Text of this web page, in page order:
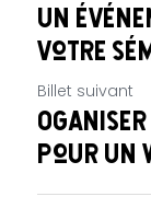
Un
votre
Billet suivant
pour un